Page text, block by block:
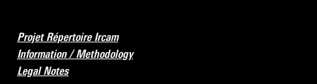
Projet Répertoire Ircam
Information / Methodology
Legal Notes